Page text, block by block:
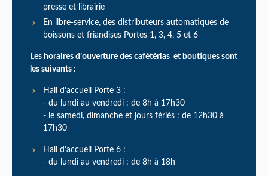
presse et librairie
En libre-service, des distributeurs automatiques de
boissons et friandises Portes 1, 3, 4, 5 et 6
Les horaires d’ouverture des cafétérias et boutiques sont
les suivants :
Hall d’accueil Porte 3 :
du lundi au vendredi : de 8h à 17h30
le samedi, dimanche et jours fériés : de 12h30 à
17h30
Hall d’accueil Porte 6 :
du lundi au vendredi : de 8h à 18h